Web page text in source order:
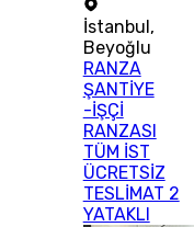
İstanbul ,
Beyoğlu
RANZA
ŞANTİYE
-İŞÇİ
RANZASI
TÜM İST
ÜCRETSİZ
TESLİMAT 2
YATAKLI